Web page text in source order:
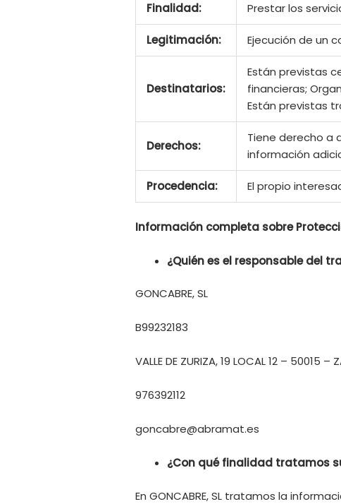
Finalidad: Prestar los
Legitimación: Ejecución de un
Destinatarios:
Están previstas
financieras;
Están previstas
Derechos:
Tiene derecho a
información
Procedencia: El propio
Información completa sobre
¿Quién es el responsable del
GONCABRE, SL
B99232183
VALLE DE ZURIZA, 19 LOCAL 12 – 50015 –
976392112
goncabre@abramat.es
¿Con qué finalidad tratamos
En GONCABRE, SL tratamos la